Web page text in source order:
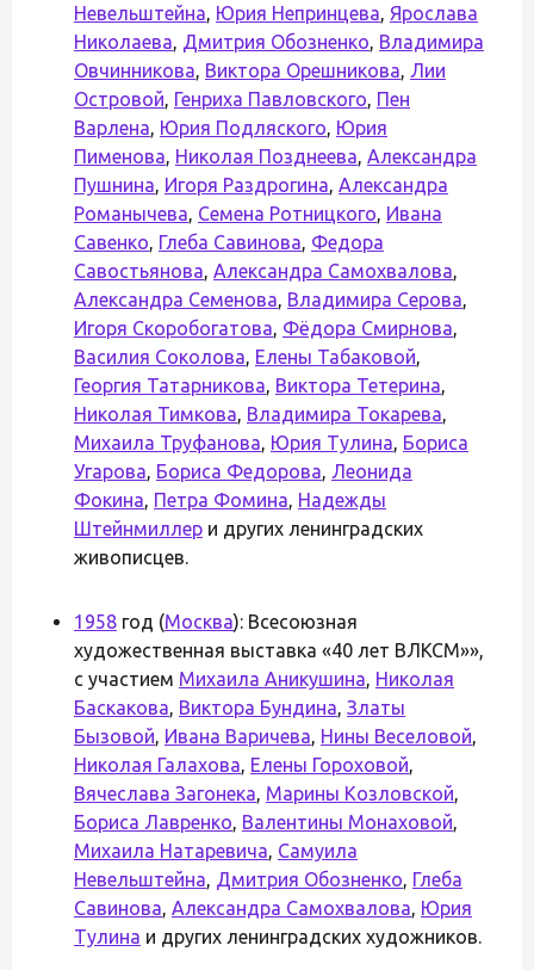
Невельштейна, Юрия Непринцева, Ярослава
Николаева, Дмитрия Обозненко, Владимира
Овчинникова, Виктора Орешникова, Лии
Островой, Генриха Павловского, Пен
Варлена, Юрия Подляского, Юрия
Пименова, Николая Позднеева, Александра
Пушнина, Игоря Раздрогина, Александра
Романычева, Семена Ротницкого, Ивана
Савенко, Глеба Савинова, Федора
Савостьянова, Александра Самохвалова,
Александра Семенова, Владимира Серова,
Игоря Скоробогатова, Фёдора Смирнова,
Василия Соколова, Елены Табаковой,
Георгия Татарникова, Виктора Тетерина,
Николая Тимкова, Владимира Токарева,
Михаила Труфанова, Юрия Тулина, Бориса
Угарова, Бориса Федорова, Леонида
Фокина, Петра Фомина, Надежды
Штейнмиллер и других ленинградских
живописцев.
1958 год (Москва): Всесоюзная
художественная выставка «40 лет ВЛКСМ»»,
с участием Михаила Аникушина, Николая
Баскакова, Виктора Бундина, Златы
Бызовой, Ивана Варичева, Нины Веселовой,
Николая Галахова, Елены Гороховой,
Вячеслава Загонека, Марины Козловской,
Бориса Лавренко, Валентины Монаховой,
Михаила Натаревича, Самуила
Невельштейна, Дмитрия Обозненко, Глеба
Савинова, Александра Самохвалова, Юрия
Тулина и других ленинградских художников.